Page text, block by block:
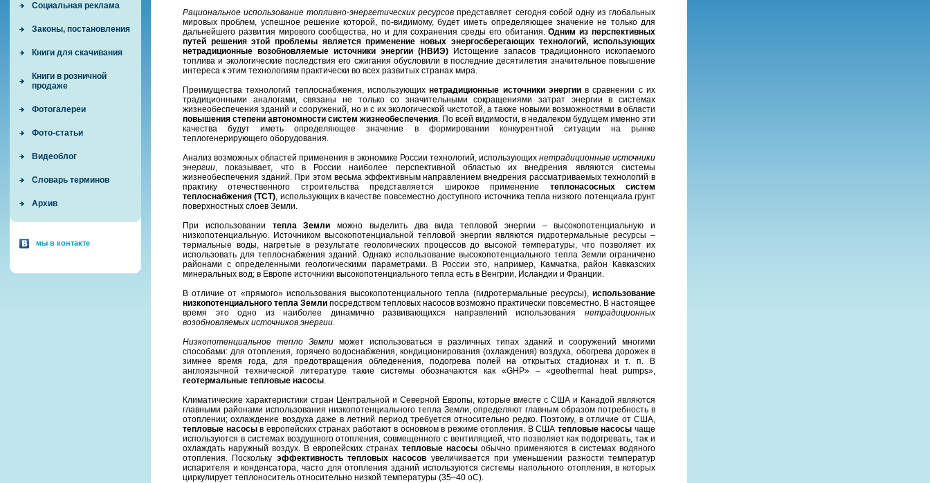
Социальная реклама
Законы, постановления
Книги для скачивания
Книги в розничной
продаже
Фотогалереи
Фото-статьи
Видеоблог
Словарь терминов
Архив
мы в контакте
Рациональное использование топливно-энергетических ресурсов представляет сегодня собой одну из глобальных
мировых проблем, успешное решение которой, по-видимому, будет иметь определяющее значение не только для
дальнейшего развития мирового сообщества, но и для сохранения среды его обитания.Одним из перспективных
путей решения этой проблемы является применение новых энергосберегающих технологий, использующих
нетрадиционные возобновляемые источники энергии (НВИЭ) Истощение запасов традиционного ископаемого
топлива и экологические последствия его сжигания обусловили в последние десятилетия значительное повышение
интереса к этим технологиям практически во всех развитых странах мира.
Преимущества технологий теплоснабжения, использующихнетрадиционные источники энергиив сравнении с их
традиционными аналогами, связаны не только со значительными сокращениями затрат энергии в системах
жизнеобеспечения зданий и сооружений, но и с их экологической чистотой, а также новыми возможностями в области
повышения степени автономности систем жизнеобеспечения . По всей видимости, в недалеком будущем именно эти
качества будут иметь определяющее значение в формировании конкурентной ситуации на рынке
теплогенерирующего оборудования.
Анализ возможных областей применения в экономике России технологий, использующих нетрадиционные источники
энергии , показывает, что в России наиболее перспективной областью их внедрения являются системы
жизнеобеспечения зданий. При этом весьма эффективным направлением внедрения рассматриваемых технологий в
практику отечественного строительства представляется широкое применение теплонасосных систем
теплоснабжения (ТСТ) , использующих в качестве повсеместно доступного источника тепла низкого потенциала грунт
поверхностных слоев Земли.
При использовании тепла Земли можно выделить два вида тепловой энергии – высокопотенциальную и
низкопотенциальную. Источником высокопотенциальной тепловой энергии являются гидротермальные ресурсы –
термальные воды, нагретые в результате геологических процессов до высокой температуры, что позволяет их
использовать для теплоснабжения зданий. Однако использование высокопотенциального тепла Земли ограничено
районами с определенными геологическими параметрами. В России это, например, Камчатка, район Кавказских
минеральных вод; в Европе источники высокопотенциального тепла есть в Венгрии, Исландии и Франции.
В отличие от «прямого» использования высокопотенциального тепла (гидротермальные ресурсы), использование
низкопотенциального тепла Земли посредством тепловых насосов возможно практически повсеместно. В настоящее
время это одно из наиболее динамично развивающихся направлений использования нетрадиционных
возобновляемых источников энергии
Низкопотенциальное тепло Земли может использоваться в различных типах зданий и сооружений многими
способами: для отопления, горячего водоснабжения, кондиционирования (охлаждения) воздуха, обогрева дорожек в
зимнее время года, для предотвращения обледенения, подогрева полей на открытых стадионах и т. п. В
англоязычной технической литературе такие системы обозначаются как «GHP» – «geothermal heat pumps»,
геотермальные тепловые насосы
Климатические характеристики стран Центральной и Северной Европы, которые вместе с США и Канадой являются
главными районами использования низкопотенциального тепла Земли, определяют главным образом потребность в
отоплении; охлаждение воздуха даже в летний период требуется относительно редко. Поэтому, в отличие от США,
тепловые насосыв европейских странах работают в основном в режиме отопления. В США тепловые насосы чаще
используются в системах воздушного отопления, совмещенного с вентиляцией, что позволяет как подогревать, так и
охлаждать наружный воздух. В европейских странах тепловые насосыобычно применяются в системах водяного
отопления. Поскольку эффективность тепловых насосов увеличивается при уменьшении разности температур
испарителя и конденсатора, часто для отопления зданий используются системы напольного отопления, в которых
циркулирует теплоноситель относительно низкой температуры (35–40 оC).